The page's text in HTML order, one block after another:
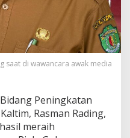
saat di wawancara awak media
Peningkatan
Rasman Rading,
meraih